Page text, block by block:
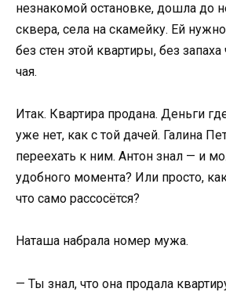
незнакомой остановке, дошла до
сквера, села на скамейку. Ей
без стен этой квартиры, без
чая.
Итак. Квартира продана. Деньги
уже нет, как с той дачей. Галина
переехать к ним. Антон знал — и
удобного момента? Или просто,
что само рассосётся?
Наташа набрала номер мужа.
— Ты знал, что она продала